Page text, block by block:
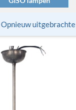
uitgebrachte